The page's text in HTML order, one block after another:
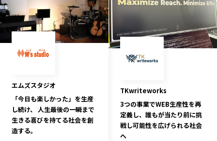
富山エリア
石川エリア
福井エリア
山梨エリア
岐阜エリア
静岡エリア
愛知エリア
京都エリア
大阪市エリア
北摂エリア
堺・泉州エリア
河内エリア
兵庫エリア
奈良エリア
和歌山エリア
エムズスタジオ
「今日も楽しかった」を生産
し続け、 人生最後の一瞬まで
生きる喜びを持てる社会を創
造する。
TKwriteworks
3つの事業でWEB生産性を再
定義し、誰もが当たり前に挑
戦し可能性を広げられる社会
へ